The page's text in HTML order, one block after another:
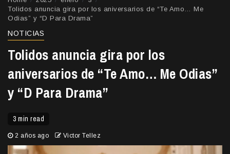
Tolidos anuncia gira por los aniversarios de “Te Amo… Me
Odias” y “D Para Drama”
NOTICIAS
Tolidos anuncia gira por los
aniversarios de “Te Amo… Me Odias”
y “D Para Drama”
3 min read
2 años ago Victor Tellez